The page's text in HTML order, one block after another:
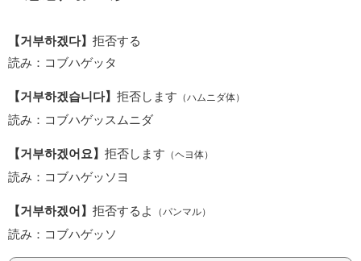
【거부하겠다】 拒否する
読み：コブハゲッタ
【거부하겠습니다】 拒否します （ハムニダ体）
読み：コブハゲッスムニダ
【거부하겠어요】 拒否します （ヘヨ体）
読み：コブハゲッソヨ
【거부하겠어】 拒否するよ （パンマル）
読み：コブハゲッソ